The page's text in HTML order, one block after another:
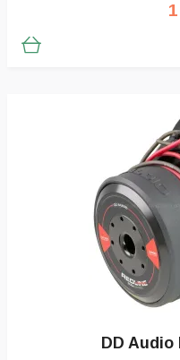
DD Audio